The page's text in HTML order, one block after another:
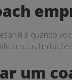
é quando
suas
um